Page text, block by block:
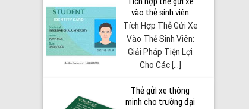
vào thẻ sinh viên
Tích Hợp Thẻ Gửi Xe
Vào Thẻ Sinh Viên:
Giải Pháp Tiện Lợi
Cho Các [...]
Thẻ gửi xe thông
minh cho trường đại